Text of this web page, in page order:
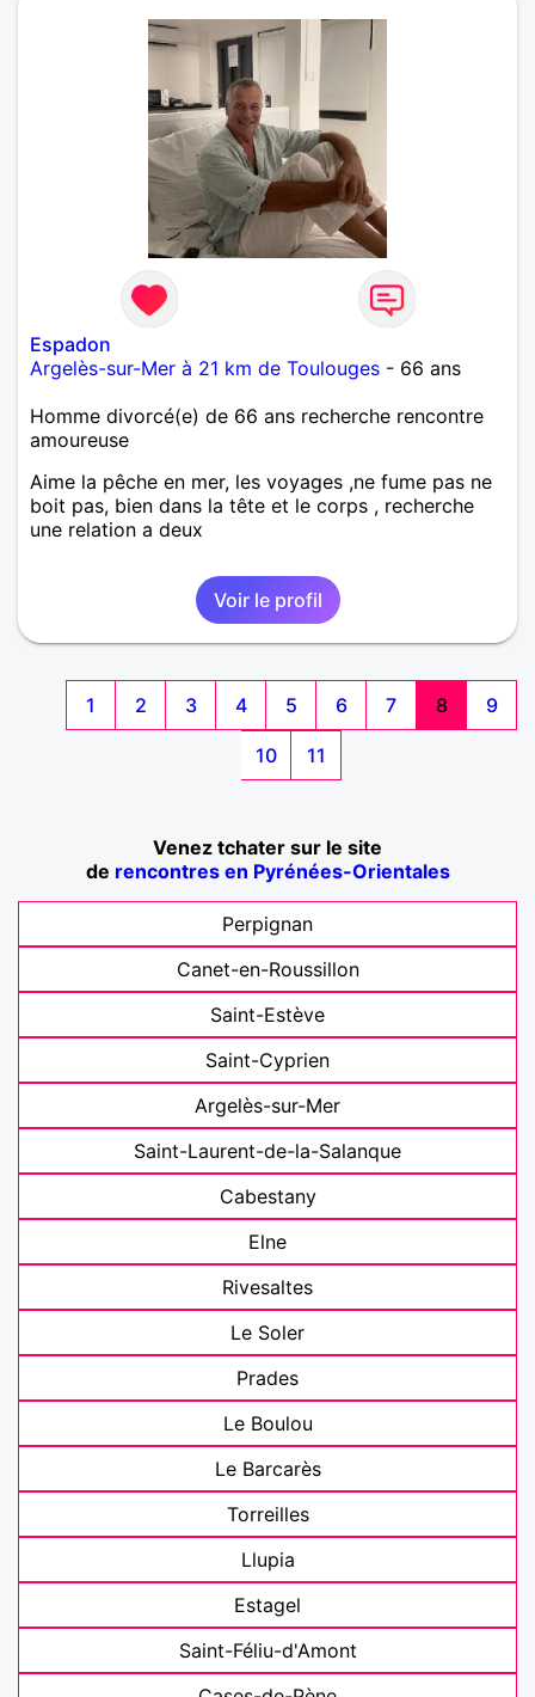
Espadon
Argelès-sur-Mer à 21 km de Toulouges - 66 ans
Homme divorcé(e) de 66 ans recherche rencontre
amoureuse
Aime la pêche en mer, les voyages ,ne fume pas ne
boit pas, bien dans la tête et le corps , recherche
une relation a deux
Voir le profil
1 2 3 4 5 6 7 8 9
10 11
Venez tchater sur le site
de rencontres en Pyrénées-Orientales
Perpignan
Canet-en-Roussillon
Saint-Estève
Saint-Cyprien
Argelès-sur-Mer
Saint-Laurent-de-la-Salanque
Cabestany
Elne
Rivesaltes
Le Soler
Prades
Le Boulou
Le Barcarès
Torreilles
Llupia
Estagel
Saint-Féliu-d'Amont